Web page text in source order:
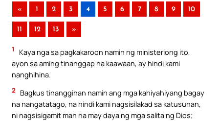
« 1 2 3 4 5 6 7 8 9 10
11 12 13 »
1
Kaya nga sa pagkakaroon namin ng ministeriong ito,
ayon sa aming tinanggap na kaawaan, ay hindi kami
nanghihina.
2
Bagkus tinanggihan namin ang mga kahiyahiyang bagay
na nangatatago, na hindi kami nagsisilakad sa katusuhan,
ni nagsisigamit man na may daya ng mga salita ng Dios;